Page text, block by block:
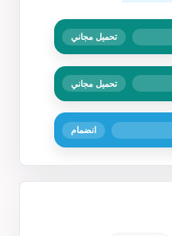
تحميل مجاني
تحميل مجاني
انضمام